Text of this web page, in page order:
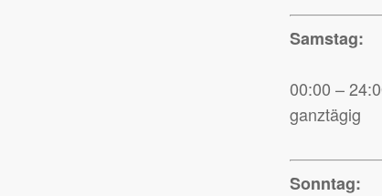
Samstag:
00:00 –
ganztägig
Sonntag: